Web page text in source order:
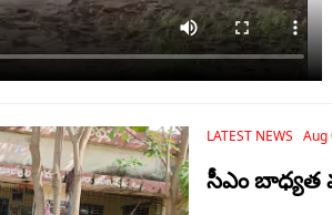
LATEST NEWS
సీఎం బాధ్యత